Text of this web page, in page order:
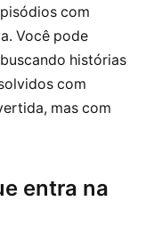
com
Você pode
histórias
com
mas com
entra na